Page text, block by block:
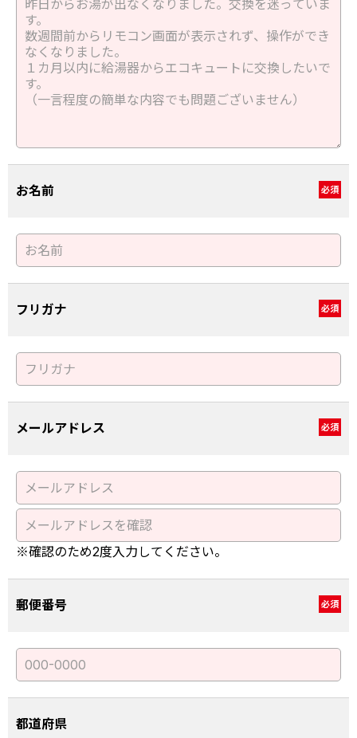
お名前 必須
フリガナ 必須
メールアドレス 必須
※確認のため2度入力してください。
郵便番号 必須
都道府県